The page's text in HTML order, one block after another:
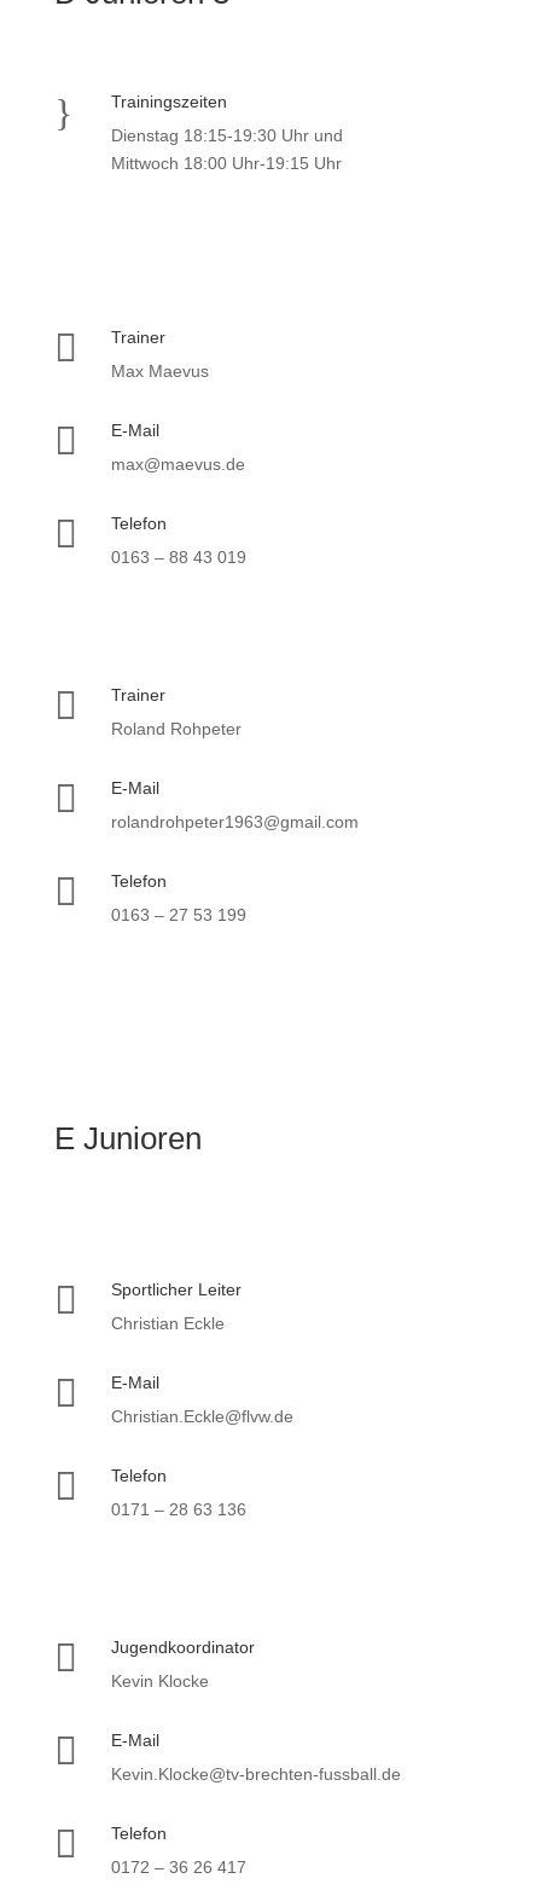
}
Trainingszeiten
Dienstag 18:15-19:30 Uhr und
Mittwoch 18:00 Uhr-19:15 Uhr

Trainer
Max Maevus

E-Mail
max@maevus.de

Telefon
0163 – 88 43 019

Trainer
Roland Rohpeter

E-Mail
rolandrohpeter1963@gmail.com

Telefon
0163 – 27 53 199
E Junioren

Sportlicher Leiter
Christian Eckle

E-Mail
Christian.Eckle@flvw.de

Telefon
0171 – 28 63 136

Jugendkoordinator
Kevin Klocke

E-Mail
Kevin.Klocke@tv-brechten-fussball.de

Telefon
0172 – 36 26 417